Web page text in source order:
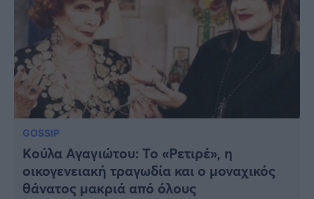
GOSSIP
Kούλα Αγαγιώτου: Το «Ρετιρέ», η
οικογενειακή τραγωδία και ο μοναχικός
θάνατος μακριά από όλους